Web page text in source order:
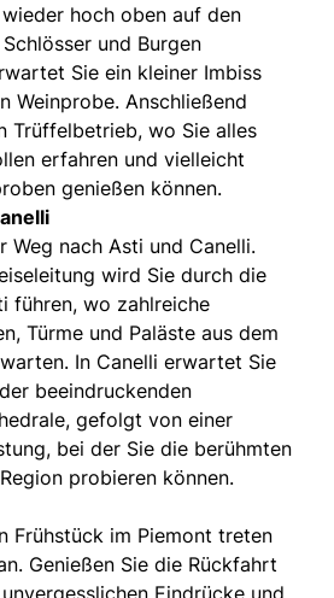
hoch oben auf den
und Burgen
Sie ein kleiner Imbiss
Weinprobe. Anschließend
Trüffelbetrieb, wo Sie alles
erfahren und vielleicht
genießen können.
Weg nach Asti und Canelli.
wird Sie durch die
führen, wo zahlreiche
Türme und Paläste aus dem
In Canelli erwartet Sie
beeindruckenden
gefolgt von einer
bei der Sie die berühmten
probieren können.
Frühstück im Piemont treten
Genießen Sie die Rückfahrt